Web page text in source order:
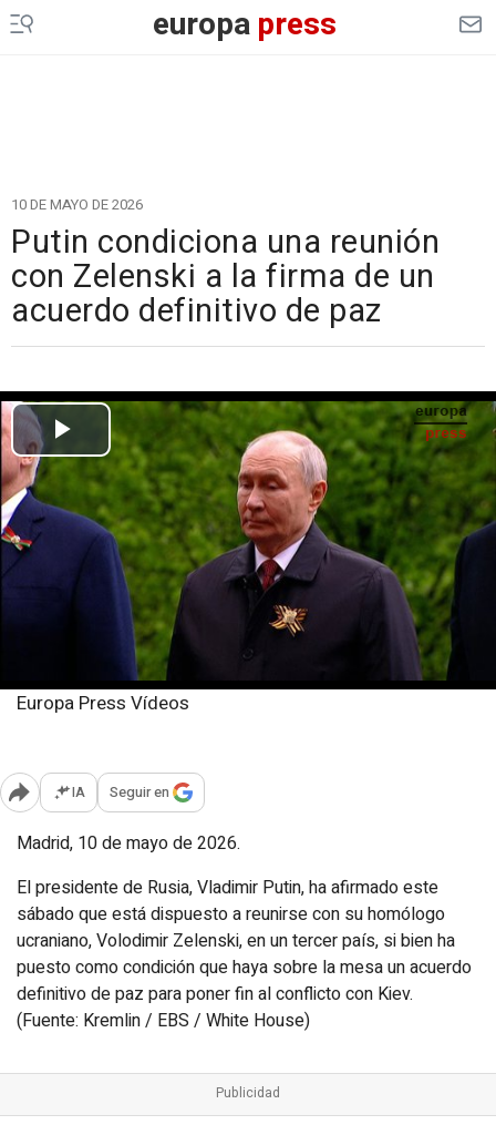
europapress
10 DE MAYO DE 2026
Putin condiciona una reunión
con Zelenski a la firma de un
acuerdo definitivo de paz
Europa Press Vídeos
Abrir opciones para compartir
IA Seguir en
Madrid, 10 de mayo de 2026.
El presidente de Rusia, Vladimir Putin, ha afirmado este
sábado que está dispuesto a reunirse con su homólogo
ucraniano, Volodimir Zelenski, en un tercer país, si bien ha
puesto como condición que haya sobre la mesa un acuerdo
definitivo de paz para poner fin al conflicto con Kiev.
(Fuente: Kremlin / EBS / White House)